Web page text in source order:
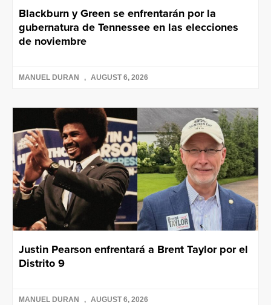
Blackburn y Green se enfrentarán por la
gubernatura de Tennessee en las elecciones
de noviembre
MANUEL DURAN AUGUST 6, 2026
Justin Pearson enfrentará a Brent Taylor por el
Distrito 9
MANUEL DURAN AUGUST 6, 2026